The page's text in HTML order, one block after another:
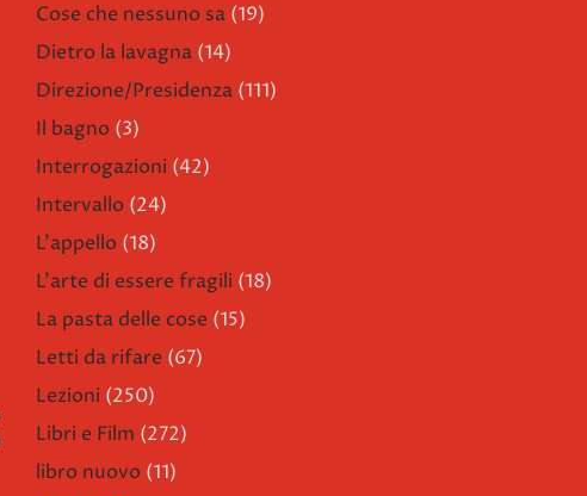
Cose che nessuno sa (19)
Dietro la lavagna (14)
Direzione/Presidenza (111)
Il bagno (3)
Interrogazioni (42)
Intervallo (24)
L'appello (18)
L'arte di essere fragili (18)
La pasta delle cose (15)
Letti da rifare (67)
Lezioni (250)
Libri e Film (272)
libro nuovo (11)